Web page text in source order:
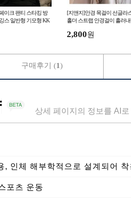
이크 팬티 스타킹 방
스 일반형 기모형 KK
[지앤지]안경 목걸이 선글라
홀더 스트랩 안경걸이 흘러
2,800원
상세 페이지의 정보를 AI
, 인체 해부학적으로 설계되어
포츠 운동
구매후기 (1)